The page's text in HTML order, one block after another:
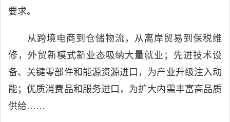
要求。
从跨境电商到仓储物流，从离岸贸易到保税维
修，外贸新模式新业态吸纳大量就业；先进技术设
备、关键零部件和能源资源进口，为产业升级注入动
能；优质消费品和服务进口，为扩大内需丰富高品质
供给……